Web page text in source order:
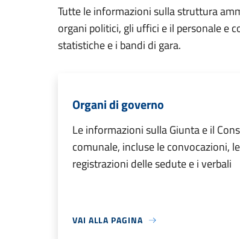
Tutte le informazioni sulla struttura
organi politici, gli uffici e il personale e
statistiche e i bandi di gara.
Organi di governo
Le informazioni sulla Giunta e il
comunale, incluse le convocazioni, le
registrazioni delle sedute e i verbali
VAI ALLA PAGINA